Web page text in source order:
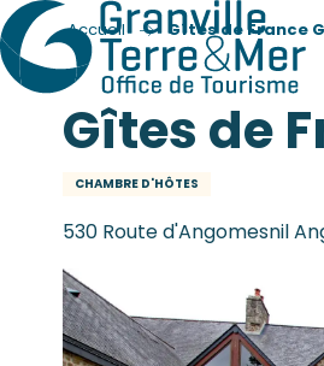
Accueil Gîtes de France
Gîtes de
CHAMBRE D'HÔTES
530 Route d'Angomesnil